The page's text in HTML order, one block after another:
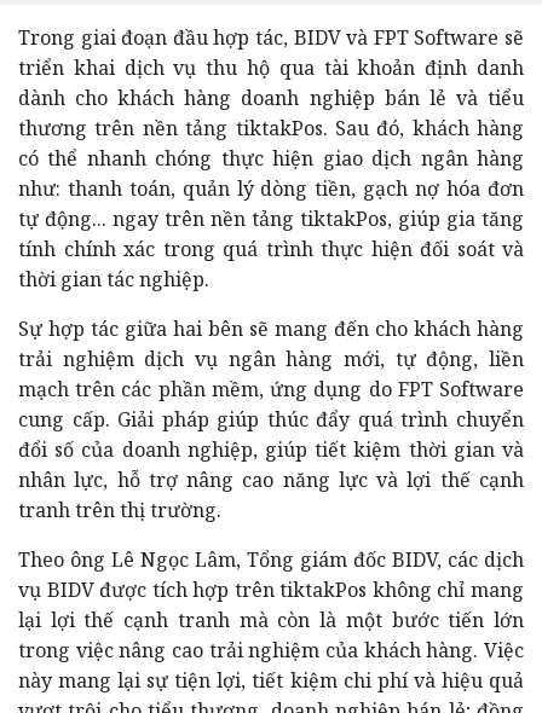
Trong giai đoạn đầu hợp tác, BIDV và FPT Software sẽ
triển khai dịch vụ thu hộ qua tài khoản định danh
dành cho khách hàng doanh nghiệp bán lẻ và tiểu
thương trên nền tảng tiktakPos. Sau đó, khách hàng
có thể nhanh chóng thực hiện giao dịch ngân hàng
như: thanh toán, quản lý dòng tiền, gạch nợ hóa đơn
tự động... ngay trên nền tảng tiktakPos, giúp gia tăng
tính chính xác trong quá trình thực hiện đối soát và
thời gian tác nghiệp.
Sự hợp tác giữa hai bên sẽ mang đến cho khách hàng
trải nghiệm dịch vụ ngân hàng mới, tự động, liền
mạch trên các phần mềm, ứng dụng do FPT Software
cung cấp. Giải pháp giúp thúc đẩy quá trình chuyển
đổi số của doanh nghiệp, giúp tiết kiệm thời gian và
nhân lực, hỗ trợ nâng cao năng lực và lợi thế cạnh
tranh trên thị trường.
Theo ông Lê Ngọc Lâm, Tổng giám đốc BIDV, các dịch
vụ BIDV được tích hợp trên tiktakPos không chỉ mang
lại lợi thế cạnh tranh mà còn là một bước tiến lớn
trong việc nâng cao trải nghiệm của khách hàng. Việc
này mang lại sự tiện lợi, tiết kiệm chi phí và hiệu quả